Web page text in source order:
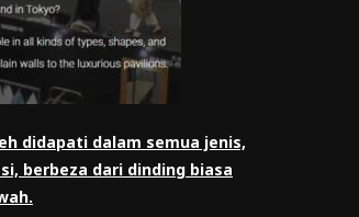
didapati dalam semua jenis,
berbeza dari dinding biasa